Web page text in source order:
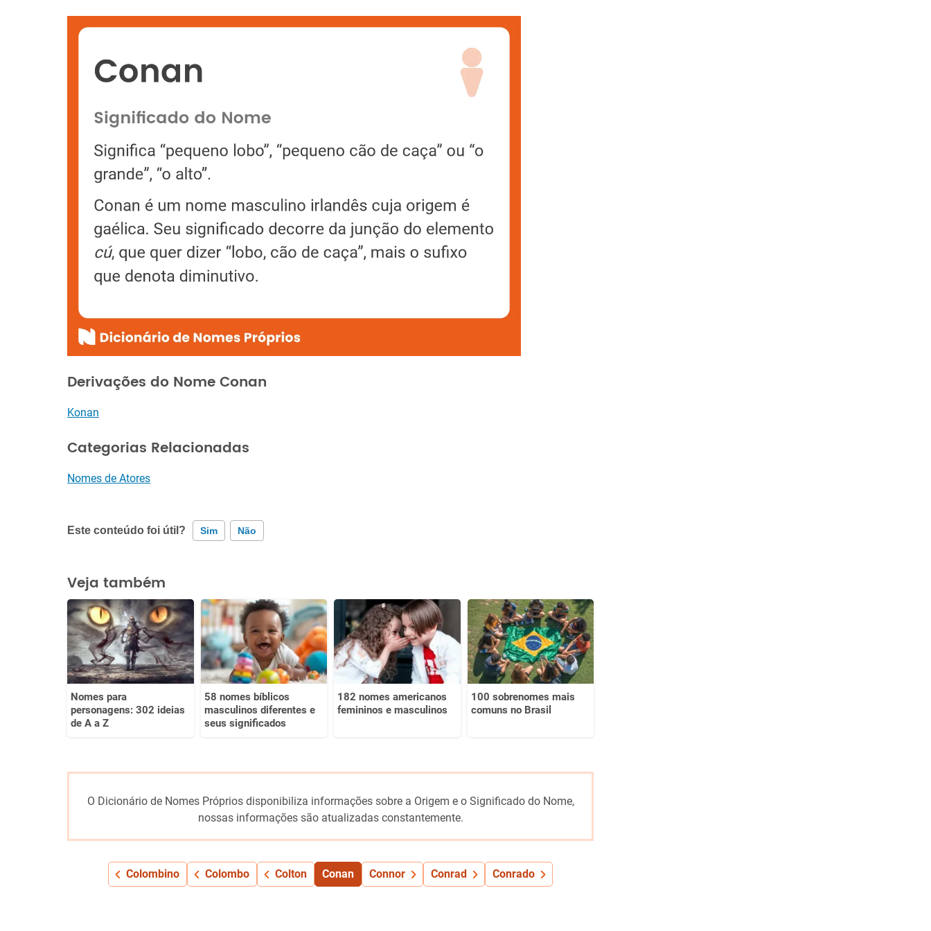
Derivações do Nome Conan
Konan
Categorias Relacionadas
Nomes de Atores
Este conteúdo foi útil? Sim Não
Este conteúdo contém informação incorreta
Este conteúdo não tem a informação que procuro
Outro
Veja também
Nomes para
personagens: 302 ideias
de A a Z
58 nomes bíblicos
masculinos diferentes e
seus significados
182 nomes americanos
femininos e masculinos
100 sobrenomes mais
comuns no Brasil
O Dicionário de Nomes Próprios disponibiliza informações sobre a Origem e o Significado do Nome,
nossas informações são atualizadas constantemente.
Colombino Colombo Colton Conan Connor Conrad Conrado